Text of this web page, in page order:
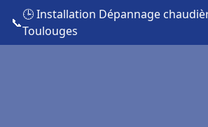
📞
🕒 Installation Dépannage
Toulouges